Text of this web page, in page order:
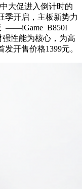
大促进入倒计时的
季开启，主板新势力
——iGame B850I
性能为核心，为高
开售价格1399元。